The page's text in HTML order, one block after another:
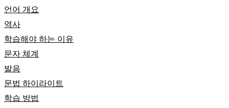
언어 개요
역사
학습해야 하는 이유
문자 체계
발음
문법 하이라이트
학습 방법